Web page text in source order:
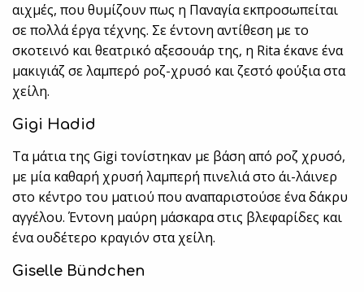
αιχμές, που θυμίζουν πως η Παναγία εκπροσωπείται
σε πολλά έργα τέχνης. Σε έντονη αντίθεση με το
σκοτεινό και θεατρικό αξεσουάρ της, η Rita έκανε ένα
μακιγιάζ σε λαμπερό ροζ-χρυσό και ζεστό φούξια στα
χείλη.
Gigi Hadid
Τα μάτια της Gigi τονίστηκαν με βάση από ροζ χρυσό,
με μία καθαρή χρυσή λαμπερή πινελιά στο άι-λάινερ
στο κέντρο του ματιού που αναπαριστούσε ένα δάκρυ
αγγέλου. Έντονη μαύρη μάσκαρα στις βλεφαρίδες και
ένα ουδέτερο κραγιόν στα χείλη.
Giselle Bündchen